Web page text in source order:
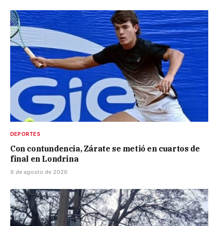
DEPORTES
Con contundencia, Zárate se metió en cuartos de
final en Londrina
6 de agosto de 2026